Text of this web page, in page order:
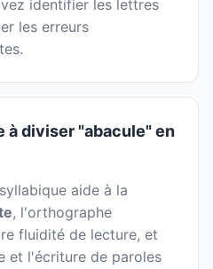
identifier les lettres
les erreurs
à diviser "abacule" en
aide à la
, l'orthographe
fluidité de lecture, et
et l'écriture de paroles